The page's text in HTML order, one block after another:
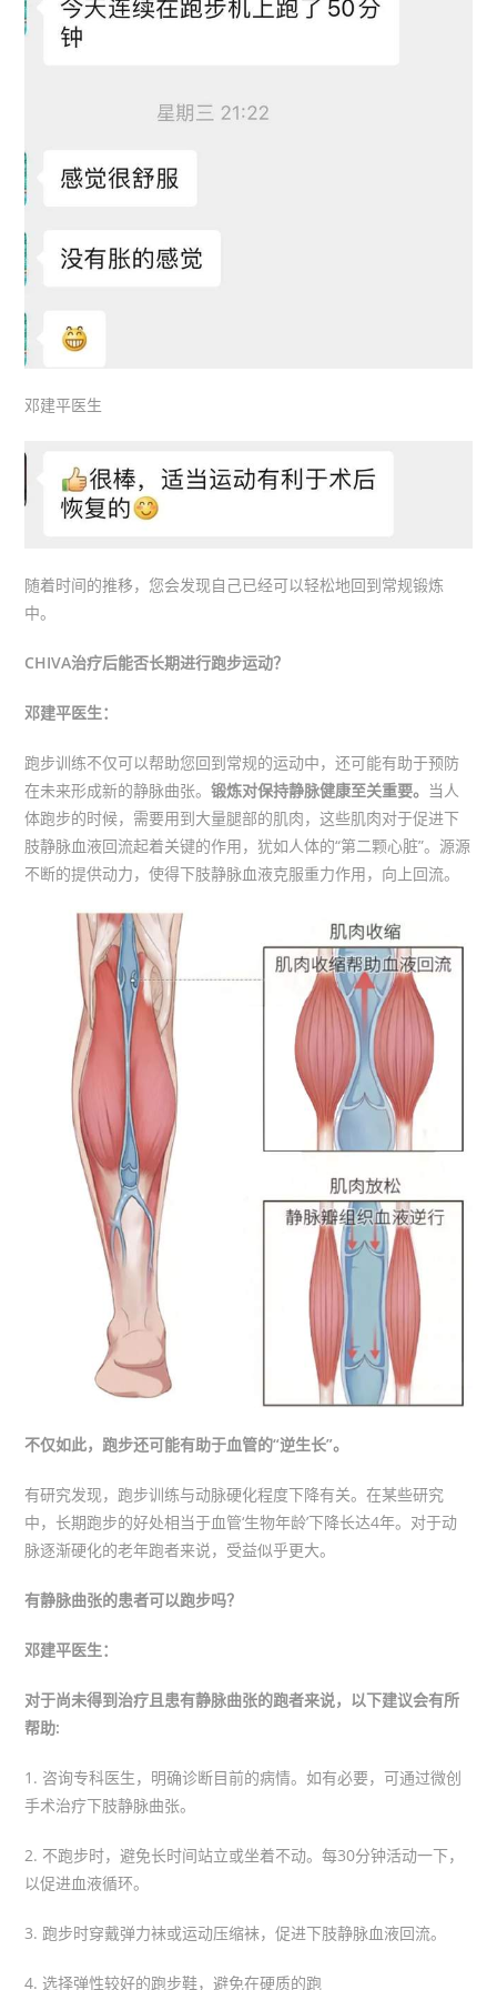
邓建平医生
随着时间的推移，您会发现自己已经可以轻松地回到常规锻炼
中。
CHIVA治疗后能否长期进行跑步运动？
邓建平医生：
跑步训练不仅可以帮助您回到常规的运动中，还可能有助于预防
在未来形成新的静脉曲张。锻炼对保持静脉健康至关重要。 当人
体跑步的时候，需要用到大量腿部的肌肉，这些肌肉对于促进下
肢静脉血液回流起着关键的作用，犹如人体的“第二颗心脏”。源源
不断的提供动力，使得下肢静脉血液克服重力作用，向上回流。
不仅如此，跑步还可能有助于血管的“逆生长”。
有研究发现，跑步训练与动脉硬化程度下降有关。在某些研究
中，长期跑步的好处相当于血管‘生物年龄’下降长达4年。对于动
脉逐渐硬化的老年跑者来说，受益似乎更大。
有静脉曲张的患者可以跑步吗？
邓建平医生：
对于尚未得到治疗且患有静脉曲张的跑者来说，以下建议会有所
帮助:
1. 咨询专科医生，明确诊断目前的病情。如有必要，可通过微创
手术治疗下肢静脉曲张。
2. 不跑步时，避免长时间站立或坐着不动。每30分钟活动一下，
以促进血液循环。
3. 跑步时穿戴弹力袜或运动压缩袜，促进下肢静脉血液回流。
4. 选择弹性较好的跑步鞋，避免在硬质的跑